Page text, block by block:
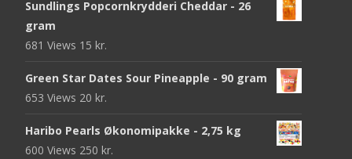
Sundlings Popcornkrydderi Cheddar - 26
gram
681 Views 15 kr.
Green Star Dates Sour Pineapple - 90 gram
653 Views 20 kr.
Haribo Pearls Økonomipakke - 2,75 kg
600 Views 250 kr.